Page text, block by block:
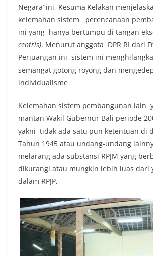
Negara’ ini, Kesuma Kelakan
kelemahan sistem perencanaan
ini yang hanya bertumpu di tangan
centris). Menurut anggota DPR RI dari
Perjuangan ini, sistem ini
semangat gotong royong dan
individualisme
Kelemahan sistem pembangunan lain
mantan Wakil Gubernur Bali periode
yakni tidak ada satu pun ketentuan di
Tahun 1945 atau undang-undang
melarang ada substansi RPJM yang
dikurangi atau mungkin lebih luas dari
dalam RPJP,